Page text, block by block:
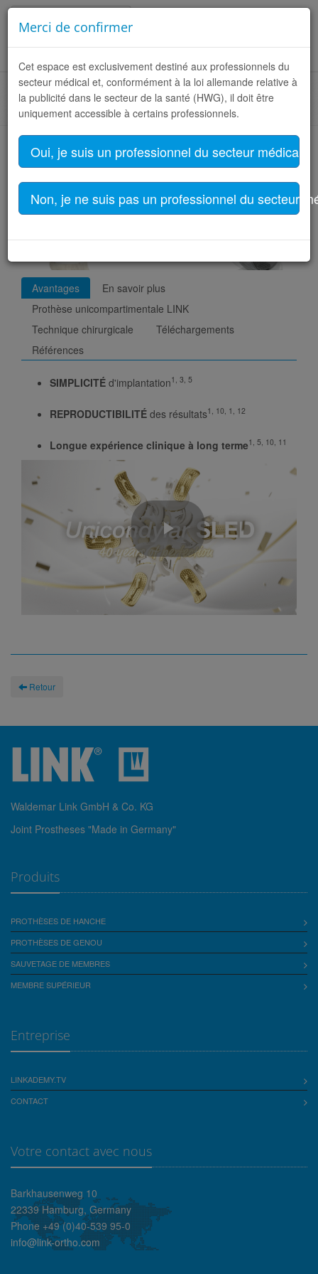
Accueil POUR LE MÉDECIN Produits Filtre produits
Prothèse unicompartimentale LINK
Avantages
En savoir plus
Prothèse unicompartimentale LINK
Technique chirurgicale
Téléchargements
Références
SIMPLICITÉ d'implantation1, 3, 5
REPRODUCTIBILITÉ des résultats1, 10, 1, 12
Longue expérience clinique à long terme1, 5, 10, 11
Play
Video
Retour
Waldemar Link GmbH & Co. KG
Joint Prostheses "Made in Germany"
Produits
PROTHÈSES DE HANCHE
PROTHÈSES DE GENOU
SAUVETAGE DE MEMBRES
MEMBRE SUPÉRIEUR
Entreprise
LINKADEMY.TV
CONTACT
Votre contact avec nous
Barkhausenweg 10
22339 Hamburg, Germany
Phone +49 (0)40-539 95-0
info@link-ortho.com
Merci de confirmer
Cet espace est exclusivement destiné aux professionnels du
secteur médical et, conformément à la loi allemande relative à
la publicité dans le secteur de la santé (HWG), il doit être
uniquement accessible à certains professionnels.
Oui, je suis un professionnel du secteur médical
Non, je ne suis pas un professionnel du secteur